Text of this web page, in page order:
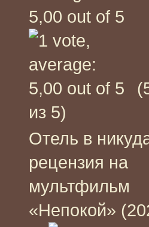
из 5)
Отель в
рецензия на
мультфильм
«Непокой»